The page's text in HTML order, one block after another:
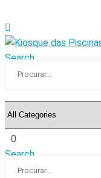
Search
0
Search